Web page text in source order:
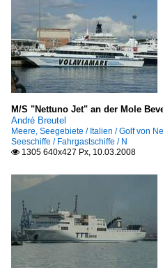
M/S "Nettuno Jet" an der Mole
André Breutel
Meere, Seegebiete / Italien / Golf von
Seeschiffe / Fahrgastschiffe / N
 1305 640x427 Px, 10.03.2008